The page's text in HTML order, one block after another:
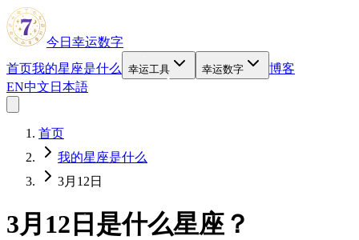
今日幸运数字
首页我的星座是什么 幸运工具 幸运数字
博客
EN中文 日本語
首页
我的星座是什么
3月12日
3月12日是什么星座？